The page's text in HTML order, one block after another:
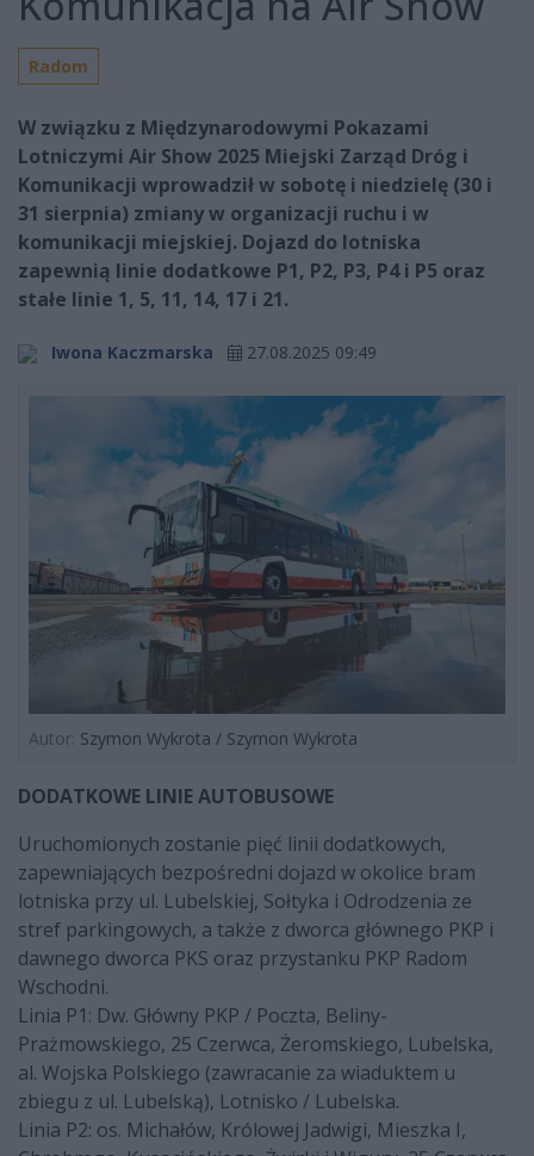
Radom
W związku z Międzynarodowymi Pokazami
Lotniczymi Air Show 2025 Miejski Zarząd Dróg i
Komunikacji wprowadził w sobotę i niedzielę (30 i
31 sierpnia) zmiany w organizacji ruchu i w
komunikacji miejskiej. Dojazd do lotniska
zapewnią linie dodatkowe P1, P2, P3, P4 i P5 oraz
stałe linie 1, 5, 11, 14, 17 i 21.
Iwona Kaczmarska 27.08.2025 09:49
Autor: Szymon Wykrota / Szymon Wykrota
DODATKOWE LINIE AUTOBUSOWE
Uruchomionych zostanie pięć linii dodatkowych,
zapewniających bezpośredni dojazd w okolice bram
lotniska przy ul. Lubelskiej, Sołtyka i Odrodzenia ze
stref parkingowych, a także z dworca głównego PKP i
dawnego dworca PKS oraz przystanku PKP Radom
Wschodni.
Linia P1: Dw. Główny PKP / Poczta, Beliny-
Prażmowskiego, 25 Czerwca, Żeromskiego, Lubelska,
al. Wojska Polskiego (zawracanie za wiaduktem u
zbiegu z ul. Lubelską), Lotnisko / Lubelska.
Linia P2: os. Michałów, Królowej Jadwigi, Mieszka I,